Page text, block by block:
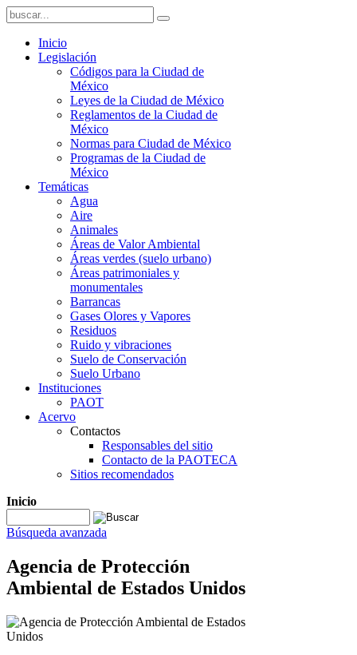
Inicio
Legislación
Códigos para la Ciudad de
México
Leyes de la Ciudad de México
Reglamentos de la Ciudad de
México
Normas para Ciudad de México
Programas de la Ciudad de
México
Temáticas
Agua
Aire
Animales
Áreas de Valor Ambiental
Áreas verdes (suelo urbano)
Áreas patrimoniales y
monumentales
Barrancas
Gases Olores y Vapores
Residuos
Ruido y vibraciones
Suelo de Conservación
Suelo Urbano
Instituciones
PAOT
Acervo
Contactos
Responsables del sitio
Contacto de la PAOTECA
Sitios recomendados
Inicio
Búsqueda avanzada
Agencia de Protección
Ambiental de Estados Unidos